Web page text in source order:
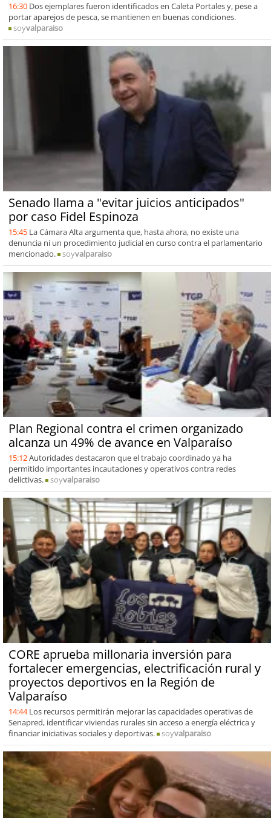
16:30 Dos ejemplares fueron identificados en Caleta Portales y, pese a
portar aparejos de pesca, se mantienen en buenas condiciones.
soyvalparaiso
Senado llama a "evitar juicios anticipados"
por caso Fidel Espinoza
15:45 La Cámara Alta argumenta que, hasta ahora, no existe una
denuncia ni un procedimiento judicial en curso contra el parlamentario
mencionado.
soyvalparaiso
Plan Regional contra el crimen organizado
alcanza un 49% de avance en Valparaíso
15:12Autoridades destacaron que el trabajo coordinado ya ha
permitido importantes incautaciones y operativos contra redes
delictivas.
soyvalparaiso
CORE aprueba millonaria inversión para
fortalecer emergencias, electrificación rural y
proyectos deportivos en la Región de
Valparaíso
14:44 Los recursos permitirán mejorar las capacidades operativas de
Senapred, identificar viviendas rurales sin acceso a energía eléctrica y
financiar iniciativas sociales y deportivas.
soyvalparaiso